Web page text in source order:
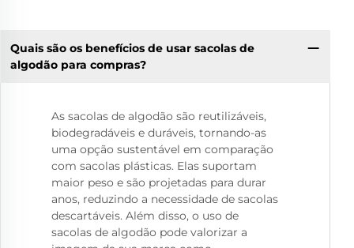
Quais são os benefícios de usar sacolas de
algodão para compras?
As sacolas de algodão são reutilizáveis,
biodegradáveis e duráveis, tornando-as
uma opção sustentável em comparação
com sacolas plásticas. Elas suportam
maior peso e são projetadas para durar
anos, reduzindo a necessidade de sacolas
descartáveis. Além disso, o uso de
sacolas de algodão pode valorizar a